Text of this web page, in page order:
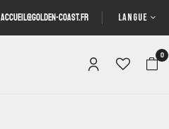
accueil@golden-coast.fr LANGUE
0